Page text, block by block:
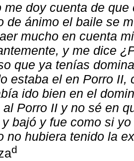
me doy cuenta de
de ánimo el baile se
mucho en cuenta
y me dice
que ya tenías
estaba el en Porro II,
ido bien en el
al Porro II y no sé en
bajó y fue como si
no hubiera tenido la
d